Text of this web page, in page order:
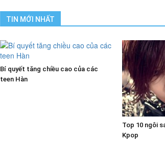
TIN MỚI NHẤT
Bí quyết tăng chiều cao của các
teen Hàn
Top 10 ngôi
Kpop